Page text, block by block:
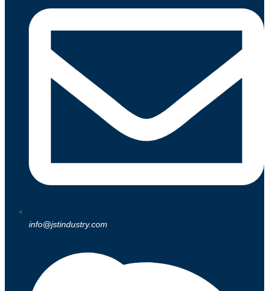
info@jstindustry.com